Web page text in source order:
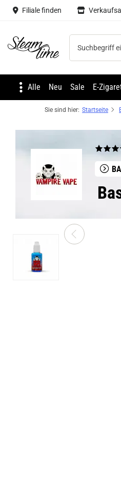
Filiale finden
Steam time
Alle Neu Sale E-
Sie sind hier: Startseite